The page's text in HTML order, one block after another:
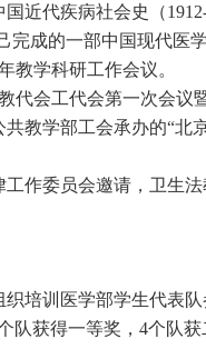
近代疾病社会史（
完成的一部中国现代医学
教学科研工作会议。
代会工代会第一次会议
教学部工会承办的“北
工作委员会邀请，卫生
培训医学部学生代表
队获得一等奖，4个队